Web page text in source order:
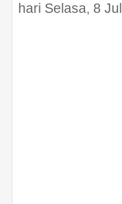
hari Selasa, 8